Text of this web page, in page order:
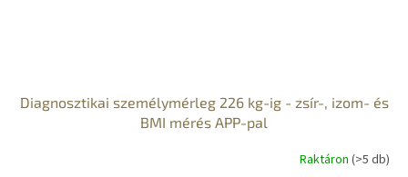
Diagnosztikai személymérleg 226 kg-ig - zsír-, izom- és
BMI mérés APP-pal
Raktáron (>5 db)